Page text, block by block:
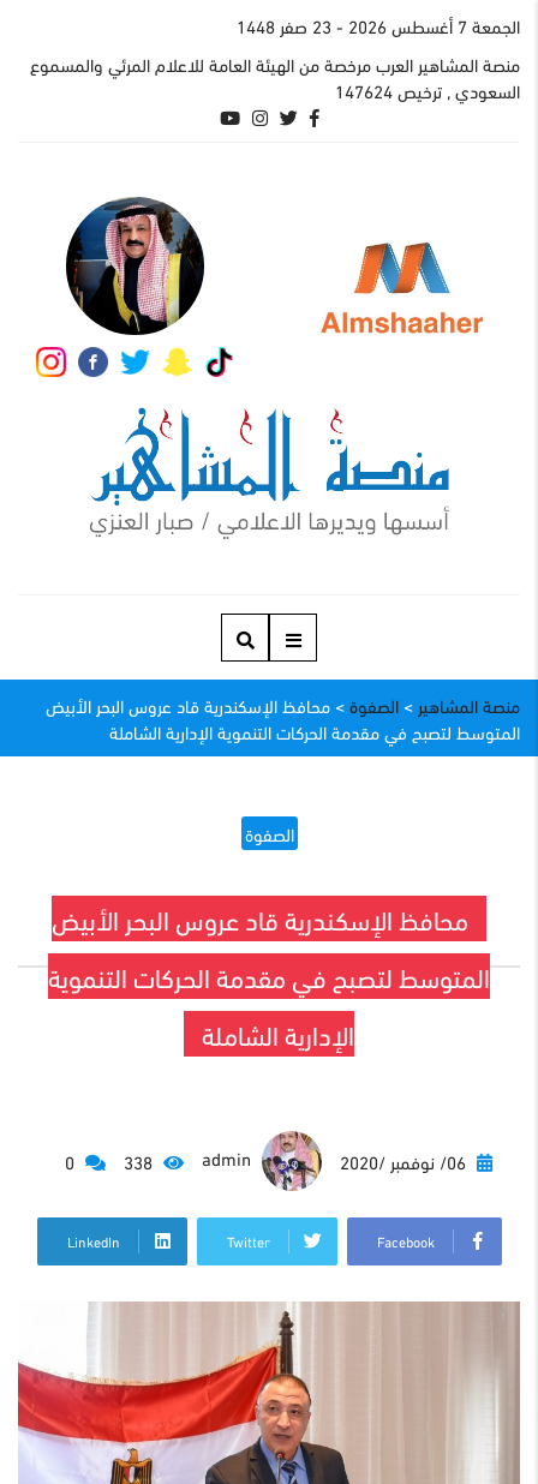
الجمعة 7 أغسطس 2026
- 23 صفر 1448
منصة المشاهير العرب مرخصة من الهيئة العامة للاعلام المرئي والمسموع
السعودي , ترخيص 147624
منصة المشاهير > الصفوة> محافظ الإسكندرية قاد عروس البحر الأبيض
المتوسط لتصبح في مقدمة الحركات التنموية الإدارية الشاملة
الصفوة
محافظ الإسكندرية قاد عروس البحر الأبيض
المتوسط لتصبح في مقدمة الحركات التنموية
الإدارية الشاملة
338
Facebook
Twitter
LinkedIn